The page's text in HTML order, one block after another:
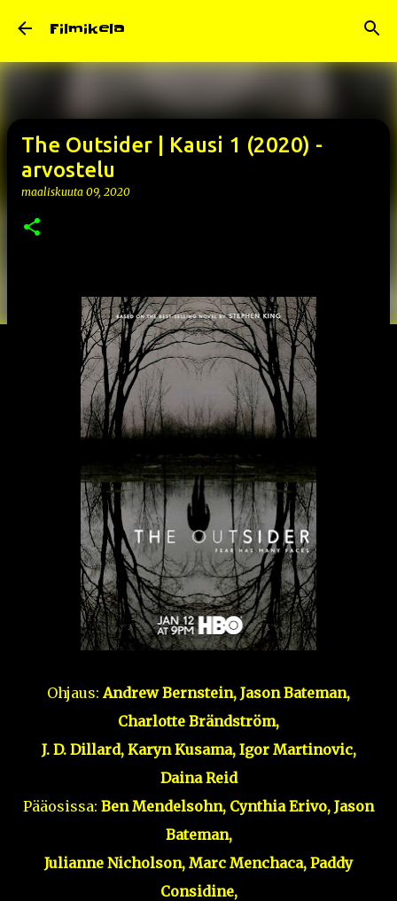
Filmikela
The Outsider | Kausi 1 (2020) -
arvostelu
maaliskuuta 09, 2020
Ohjaus: Andrew Bernstein, Jason Bateman,
Charlotte Brändström,
J. D. Dillard, Karyn Kusama, Igor Martinovic,
Daina Reid
Pääosissa: Ben Mendelsohn, Cynthia Erivo, Jason
Bateman,
Julianne Nicholson, Marc Menchaca, Paddy
Considine,